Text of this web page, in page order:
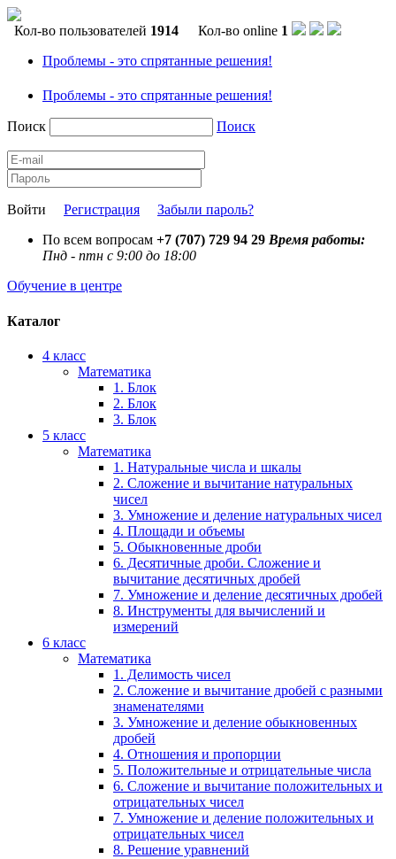
Кол-во пользователей 1914 Кол-во online 1
Проблемы - это спрятанные решения!
Проблемы - это спрятанные решения!
Поиск Поиск
Войти Регистрация
Забыли пароль?
По всем вопросам +7 (707) 729 94 29 Время работы:
Пнд - птн с 9:00 до 18:00
Обучение в центре
Каталог
4 класс
Математика
1. Блок
2. Блок
3. Блок
5 класс
Математика
1. Натуральные числа и шкалы
2. Сложение и вычитание натуральных
чисел
3. Умножение и деление натуральных чисел
4. Площади и объемы
5. Обыкновенные дроби
6. Десятичные дроби. Сложение и
вычитание десятичных дробей
7. Умножение и деление десятичных дробей
8. Инструменты для вычислений и
измерений
6 класс
Математика
1. Делимость чисел
2. Сложение и вычитание дробей с разными
знаменателями
3. Умножение и деление обыкновенных
дробей
4. Отношения и пропорции
5. Положительные и отрицательные числа
6. Сложение и вычитание положительных и
отрицательных чисел
7. Умножение и деление положительных и
отрицательных чисел
8. Решение уравнений